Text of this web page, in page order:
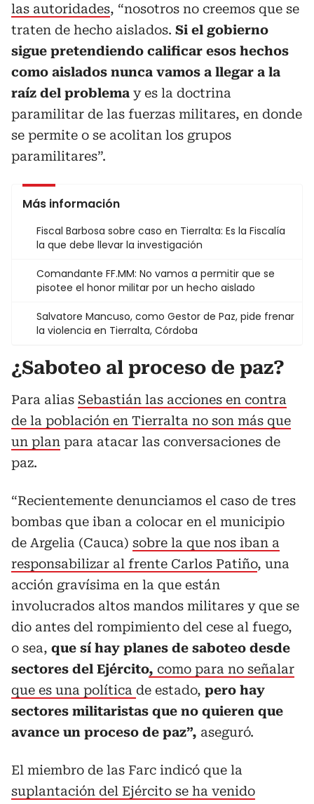
las autoridades, “nosotros no creemos que se
traten de hecho aislados. Si el gobierno
sigue pretendiendo calificar esos hechos
como aislados nunca vamos a llegar a la
raíz del problema y es la doctrina
paramilitar de las fuerzas militares, en donde
se permite o se acolitan los grupos
paramilitares”.
Más información
Fiscal Barbosa sobre caso en Tierralta: Es la Fiscalía
la que debe llevar la investigación
Comandante FF.MM: No vamos a permitir que se
pisotee el honor militar por un hecho aislado
Salvatore Mancuso, como Gestor de Paz, pide frenar
la violencia en Tierralta, Córdoba
¿Saboteo al proceso de paz?
Para alias Sebastián las acciones en contra
de la población en Tierralta no son más que
un plan para atacar las conversaciones de
paz.
“Recientemente denunciamos el caso de tres
bombas que iban a colocar en el municipio
de Argelia (Cauca) sobre la que nos iban a
responsabilizar al frente Carlos Patiño, una
acción gravísima en la que están
involucrados altos mandos militares y que se
dio antes del rompimiento del cese al fuego,
o sea, que sí hay planes de saboteo desde
sectores del Ejército, como para no señalar
que es una política de estado, pero hay
sectores militaristas que no quieren que
avance un proceso de paz”, aseguró.
El miembro de las Farc indicó que la
suplantación del Ejército se ha venido